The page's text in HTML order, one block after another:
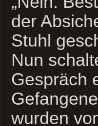
der
Stuhl
Nun
Gespräch
wurden